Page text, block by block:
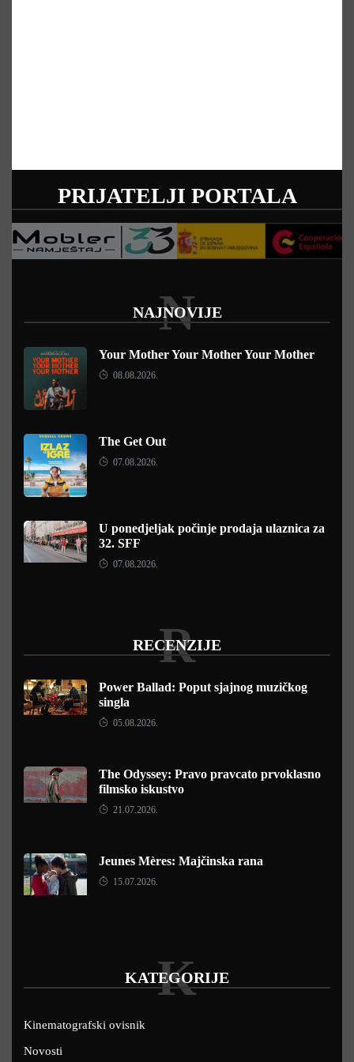
PRIJATELJI PORTALA
NAJNOVIJE
N
Your Mother Your Mother Your Mother
08.08.2026.
The Get Out
07.08.2026.
U ponedjeljak počinje prodaja ulaznica za
32. SFF
07.08.2026.
RECENZIJE
R
Power Ballad: Poput sjajnog muzičkog
singla
05.08.2026.
The Odyssey: Pravo pravcato prvoklasno
filmsko iskustvo
21.07.2026.
Jeunes Mères: Majčinska rana
15.07.2026.
KATEGORIJE
K
Kinematografski ovisnik
Novosti